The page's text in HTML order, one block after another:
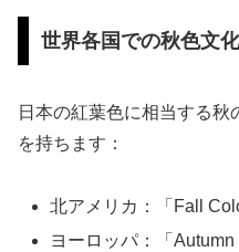
世界各国での秋色文化
日本の紅葉色に相当する
を持ちます：
北アメリカ：「Fall
ヨーロッパ：「